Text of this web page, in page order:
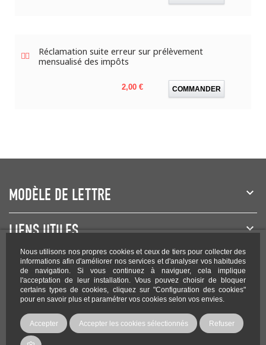
Nous utilisons nos propres cookies et ceux de tiers pour collecter des
informations afin d'améliorer nos services et d'analyser vos habitudes
de navigation. Si vous continuez à naviguer, cela implique
l'acceptation de leur installation. Vous pouvez choisir de bloquer
certains types de cookies, cliquez sur "Configuration des cookies"
pour en savoir plus et paramétrer vos cookies selon vos envies.
Accepter Accepter les cookies sélectionnés Refuser
Réclamation suite erreur sur prélèvement
mensualisé des impôts
Prix
2,00 € COMMANDER
MODÈLE DE LETTRE
LIENS UTILES
NEWSLETTER